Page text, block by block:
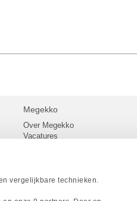
vergelijkbare technieken.
Megekko
Over Megekko
Vacatures
Sitemap